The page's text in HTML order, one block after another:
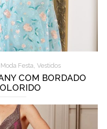
Moda Festa, Vestidos
COM BORDADO